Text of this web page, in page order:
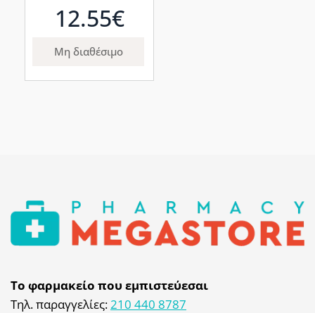
12.55€
Μη διαθέσιμο
Το φαρμακείο που εμπιστεύεσαι
Τηλ. παραγγελίες:210 440 8787